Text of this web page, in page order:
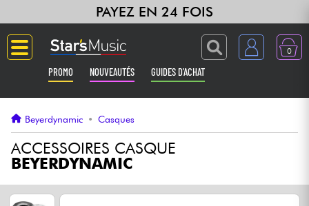
PAYEZ EN 24 FOIS
0
PROMO NOUVEAUTÉS GUIDES D'ACHAT
Guitares & Basses
Beyerdynamic • Casques
ACCESSOIRES CASQUE
BEYERDYNAMIC